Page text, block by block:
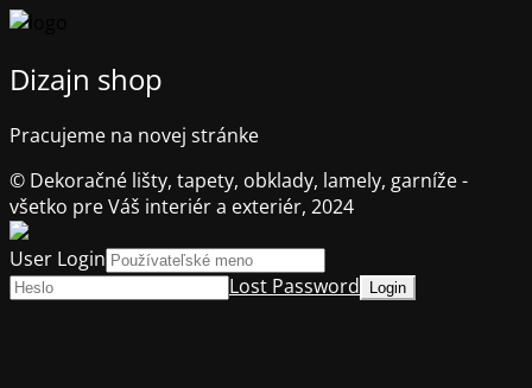
Dizajn shop
Pracujeme na novej stránke
© Dekoračné lišty, tapety, obklady, lamely, garníže -
všetko pre Váš interiér a exteriér, 2024
User Login
Lost Password